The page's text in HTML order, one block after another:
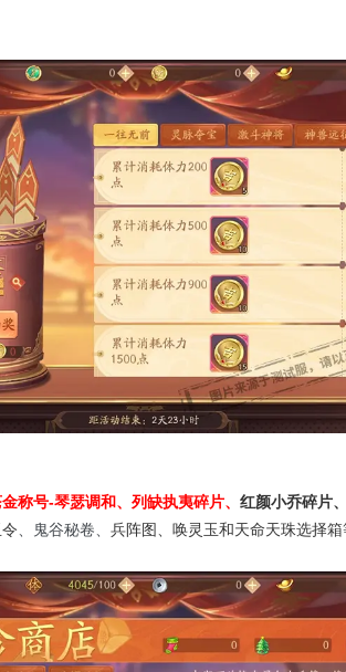
称号-琴瑟调和、列缺执夷碎片、 红颜小乔碎片
、鬼谷秘卷、 兵阵图、唤灵玉和天命天珠选择